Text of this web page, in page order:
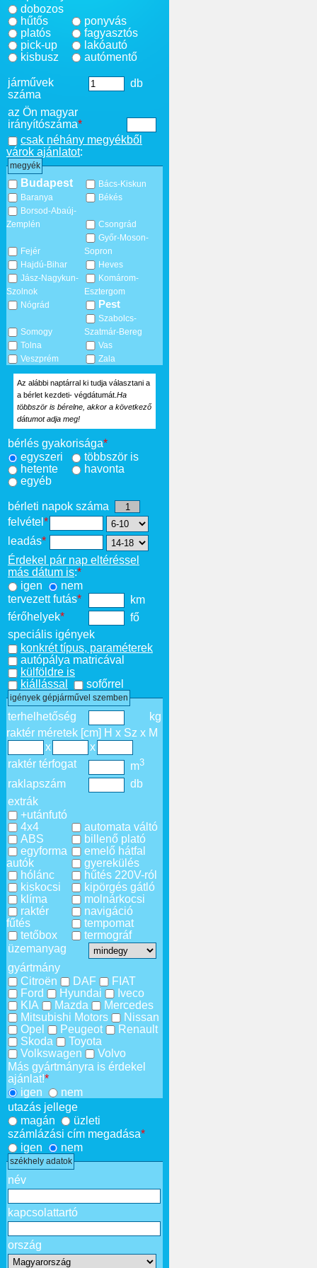
dobozos
hűtős
platós
pick-up
kisbusz
ponyvás
fagyasztós
lakóautó
autómentő
járművek
száma
db
az Ön magyar
irányítószáma*
csak néhány megyékből
várok ajánlatot:
megyék
Budapest
Bács-Kiskun
Baranya
Békés
Borsod-Abaúj-
Zemplén
Csongrád
Fejér
Győr-Moson-
Sopron
Hajdú-Bihar
Heves
Jász-Nagykun-
Szolnok
Komárom-
Esztergom
Nógrád
Pest
Somogy
Szabolcs-
Szatmár-Bereg
Tolna
Vas
Veszprém
Zala
Az alábbi naptárral ki tudja választani a
a bérlet kezdeti- végdátumát. Ha
többször is bérelne, akkor a következő
dátumot adja meg!
bérlés gyakorisága*
egyszeri
többször is
hetente
havonta
egyéb
bérleti napok száma
felvétel *
leadás*
Érdekel pár nap eltéréssel
más dátum is:*
igen
nem
tervezett futás*
km
férőhelyek*
fő
speciális igények
konkrét típus, paraméterek
autópálya matricával
külföldre is
kiállással
sofőrrel
igények gépjárművel szemben
terhelhetőség
kg
raktér méretek [cm] H x Sz x M
x
x
raktér térfogat
m3
raklapszám
db
extrák
+utánfutó
4x4
ABS
egyforma
autók
hólánc
kiskocsi
klíma
raktér
fűtés
tetőbox
automata váltó
billenő plató
emelő hátfal
gyerekülés
hűtés 220V-ról
kipörgés gátló
molnárkocsi
navigáció
tempomat
termográf
üzemanyag
gyártmány
Citroën
DAF
FIAT
Ford
Hyundai
Iveco
KIA
Mazda
Mercedes
Mitsubishi Motors
Nissan
Opel
Peugeot
Renault
Skoda
Toyota
Volkswagen
Volvo
Más gyártmányra is érdekel
ajánlat!*
igen
nem
utazás jellege
magán
üzleti
számlázási cím megadása*
igen
nem
székhely adatok
név
kapcsolattartó
ország